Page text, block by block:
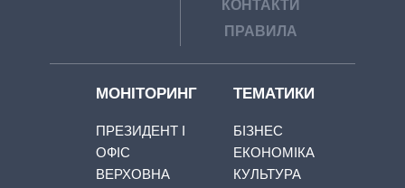
КОНТАКТИ
ПРАВИЛА
МОНІТОРИНГ
ПРЕЗИДЕНТ І
ОФІС
ВЕРХОВНА
ТЕМАТИКИ
БІЗНЕС
ЕКОНОМІКА
КУЛЬТУРА